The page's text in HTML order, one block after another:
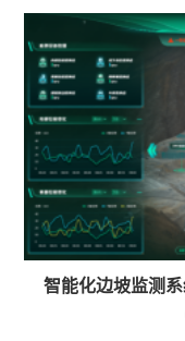
智能化边坡监测